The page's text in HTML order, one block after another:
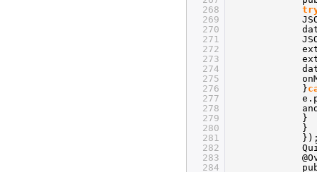
268
269
270
271
272
273
274
275
276
277
278
279
280
281
282
283
284
}
}
}